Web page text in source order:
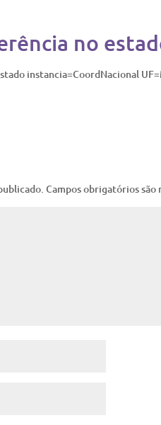
no
instancia=CoordNacional
Campos obrigatórios são